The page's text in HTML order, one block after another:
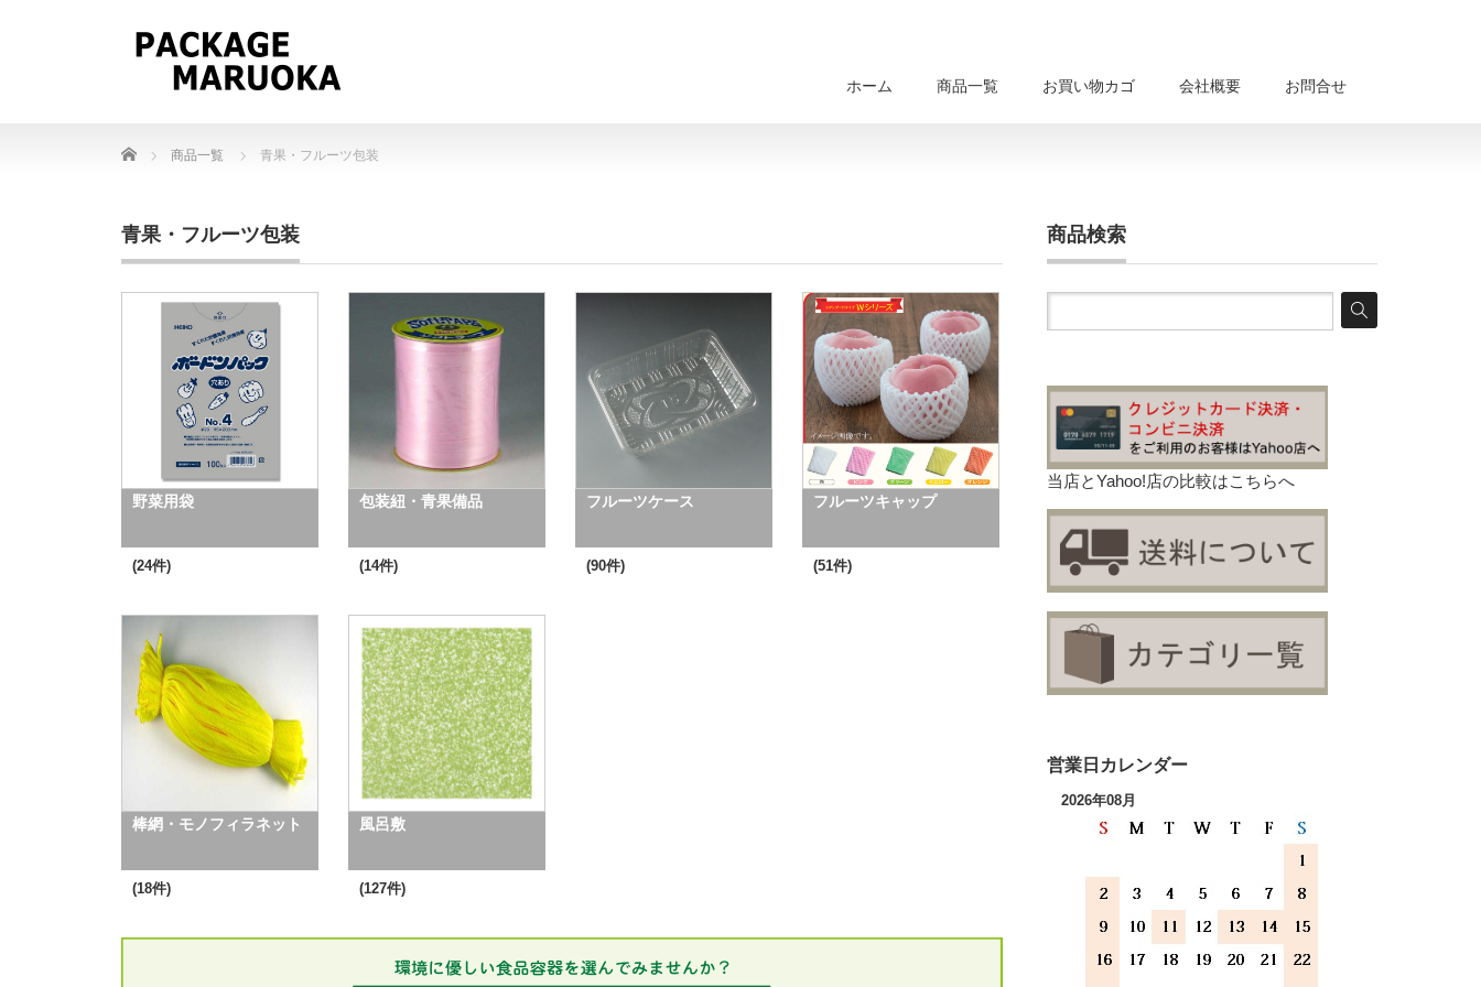
ホーム 商品一覧 お買い物カゴ 会社概要 お問合せ
Home 商品一覧 青果・フルーツ包装
青果・フルーツ包装
野菜用袋
(24件)
包装紐・青果備品
(14件)
フルーツケース
(90件)
フルーツキャップ
(51件)
棒網・モノフィラネット
(18件)
風呂敷
(127件)
商品検索
当店とYahoo!店の比較はこちらへ
営業日カレンダー
2026年08月